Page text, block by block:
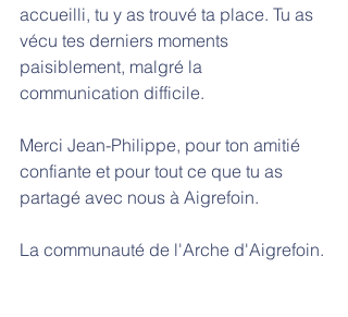
accueilli, tu y as trouvé ta place. Tu as
vécu tes derniers moments
paisiblement, malgré la
communication difficile.
Merci Jean-Philippe, pour ton amitié
confiante et pour tout ce que tu as
partagé avec nous à Aigrefoin.
La communauté de l'Arche d'Aigrefoin.